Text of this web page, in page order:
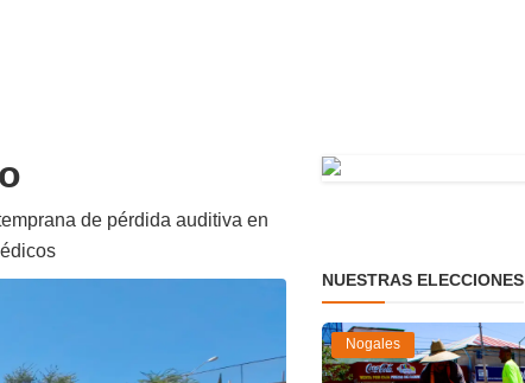
de pérdida auditiva en
NUESTRAS ELECCIONES
Nogales